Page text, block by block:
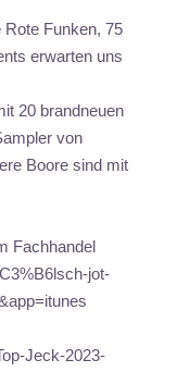
Rote Funken, 75
erwarten uns
20 brandneuen
von
Boore sind mit
Fachhandel
jot-
Jeck-2023-